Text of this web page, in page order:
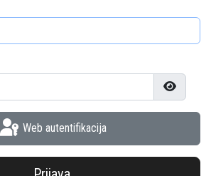
Prikaži
Web autentifikacija